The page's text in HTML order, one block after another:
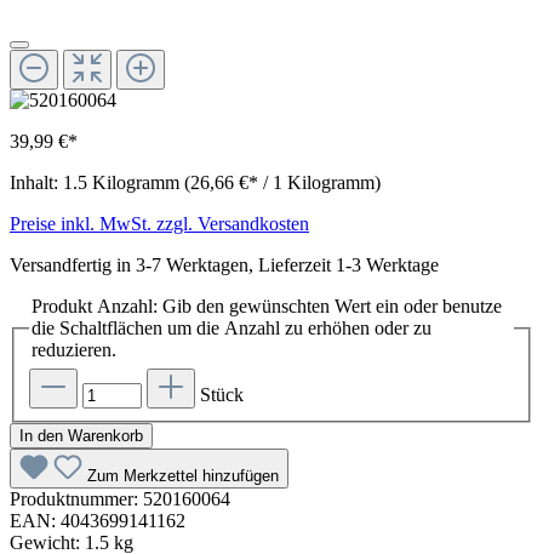
39,99 €*
Inhalt: 1.5 Kilogramm (26,66 €* / 1 Kilogramm)
Preise inkl. MwSt. zzgl. Versandkosten
Versandfertig in 3-7 Werktagen, Lieferzeit 1-3 Werktage
Produkt Anzahl: Gib den gewünschten Wert ein oder benutze
die Schaltflächen um die Anzahl zu erhöhen oder zu
reduzieren.
Stück
In den Warenkorb
Zum Merkzettel hinzufügen
Produktnummer: 520160064
EAN: 4043699141162
Gewicht: 1.5 kg